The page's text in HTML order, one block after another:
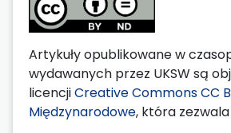
Artykuły opublikowane w
wydawanych przez UKSW są
licencjiCreative Commons CC
Międzynarodowe, która zezwala